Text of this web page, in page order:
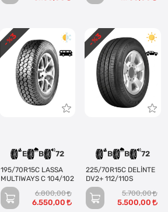
E B 72
195/70R15C LASSA
MULTIWAYS C 104/102
6.800,00
6.550,00
- %
3
B B 72
225/70R15C DELİNTE
DV2+ 112/110S
5.700,00
5.500,00
- %
3